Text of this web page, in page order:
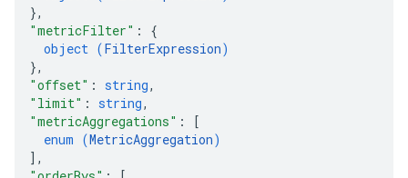
},
"metricFilter" : {
object (FilterExpression)
},
"offset" : string,
"limit" : string,
"metricAggregations" :
[
enum (MetricAggregation)
] ,